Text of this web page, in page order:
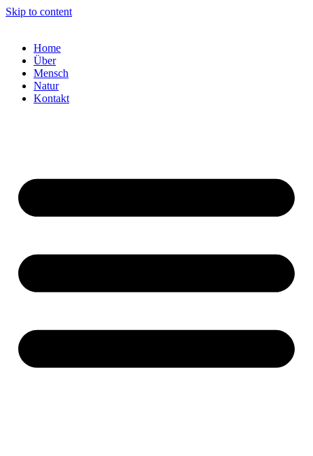
Skip to content
Home
Über
Mensch
Natur
Kontakt